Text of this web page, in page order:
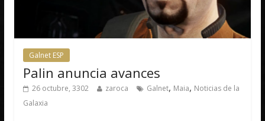
Galnet ESP
Palin anuncia avances
26 octubre, 3302 zaroca Galnet, Maia, Noticias de la
Galaxia